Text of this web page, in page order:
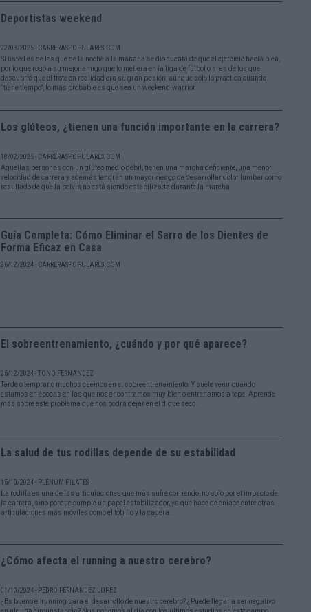
Deportistas weekend
22/03/2025 - CARRERASPOPULARES.COM
Si usted es de los que de la noche a la mañana se dio cuenta de que el ejercicio hacía bien,
por lo que rogó a su mejor amigo que lo metiera en la liga de fútbol o si es de los que
descubrió que el trote en realidad era su gran pasión, aunque sólo lo practica cuando
“tiene tiempo”, lo más probable es que sea un weekend-warrior
Los glúteos, ¿tienen una función importante en la carrera?
18/02/2025 - CARRERASPOPULARES.COM
Aquellas personas con un glúteo medio débil, tienen una marcha deficiente, una menor
velocidad de carrera y además tendrán un mayor riesgo de desarrollar dolor lumbar como
resultado de que la pelvis no está siendo estabilizada durante la marcha.
Guía Completa: Cómo Eliminar el Sarro de los Dientes de
Forma Eficaz en Casa
26/12/2024 - CARRERASPOPULARES.COM
El sobreentrenamiento, ¿cuándo y por qué aparece?
25/12/2024 - TONO FERNÁNDEZ
Tarde o temprano muchos caemos en el sobreentrenamiento. Y suele venir cuando
estamos en épocas en las que nos encontramos muy bien o entrenamos a tope. Aprende
más sobre este problema que nos podrá dejar en el dique seco.
La salud de tus rodillas depende de su estabilidad
15/10/2024 - PLENUM PILATES
La rodilla es una de las articulaciones que más sufre corriendo, no solo por el impacto de
la carrera, sino porque cumple un papel estabilizador, ya que hace de enlace entre otras
articulaciones más móviles como el tobillo y la cadera.
¿Cómo afecta el running a nuestro cerebro?
01/10/2024 - PEDRO FERNÁNDEZ LÓPEZ
¿Es bueno el running para el desarrollo de nuestro cerebro? ¿Puede llegar a ser negativo